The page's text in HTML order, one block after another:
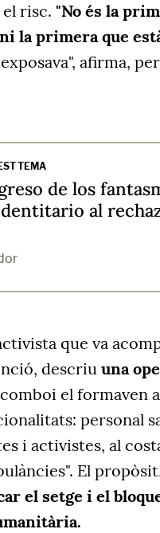
risc. "No és la
la primera que
afirma,
TEMA
de los
al
que va
descriu una
el formaven
personal
i activistes, al
El
el setge i el